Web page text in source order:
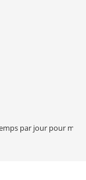
par jour pour